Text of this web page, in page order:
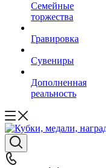
Семейные
торжества
Гравировка
Сувениры
Дополненная
реальность